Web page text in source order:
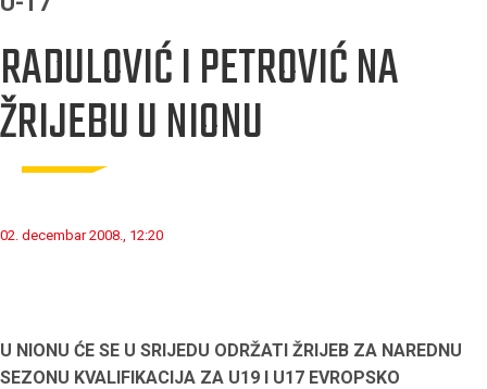
RADULOVIĆ I PETROVIĆ NA
ŽRIJEBU U NIONU
02. decembar 2008., 12:20
U NIONU ĆE SE U SRIJEDU ODRŽATI ŽRIJEB ZA NAREDNU
SEZONU KVALIFIKACIJA ZA U19 I U17 EVROPSKO